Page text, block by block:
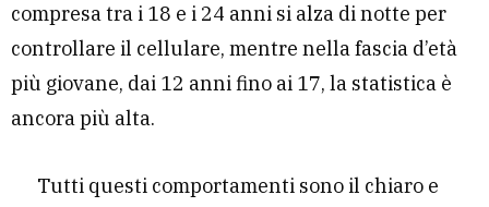
compresa tra i 18 e i 24 anni si alza di notte per
controllare il cellulare, mentre nella fascia d’età
più giovane, dai 12 anni fino ai 17, la statistica è
ancora più alta.
Tutti questi comportamenti sono il chiaro e